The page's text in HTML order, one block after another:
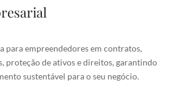
empreendedores em contratos,
proteção de ativos e direitos, garantindo
sustentável para o seu negócio.
Empresarial
societárias, proteção de ativos
segurança e crescimento
para o seu negócio.